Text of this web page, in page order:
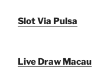
Slot Via Pulsa
Live Draw Macau